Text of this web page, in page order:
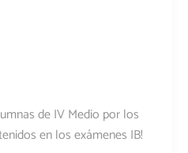
de IV Medio por los
en los exámenes IB!